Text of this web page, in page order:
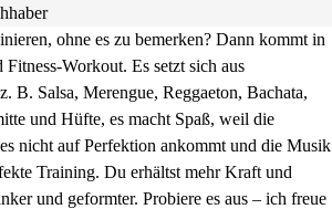
ohne es zu bemerken? Dann kommt in
Workout. Es setzt sich aus
B. Salsa, Merengue, Reggaeton, Bachata,
und Hüfte, es macht Spaß, weil die
nicht auf Perfektion ankommt und die Musik
Training. Du erhältst mehr Kraft und
und geformter. Probiere es aus – ich freue